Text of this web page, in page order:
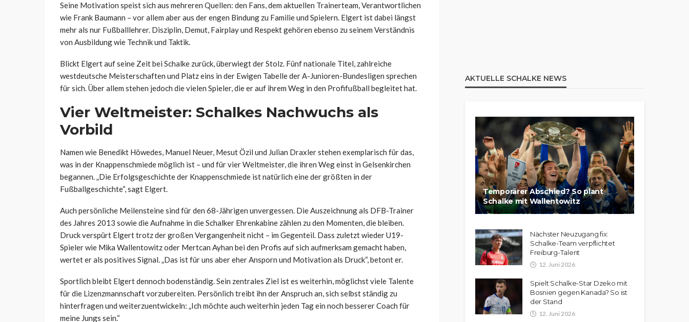
Seine Motivation speist sich aus mehreren Quellen: den Fans, dem aktuellen Trainerteam, Verantwortlichen
wie Frank Baumann – vor allem aber aus der engen Bindung zu Familie und Spielern. Elgert ist dabei längst
mehr als nur Fußballlehrer. Disziplin, Demut, Fairplay und Respekt gehören ebenso zu seinem Verständnis
von Ausbildung wie Technik und Taktik.
Blickt Elgert auf seine Zeit bei Schalke zurück, überwiegt der Stolz. Fünf nationale Titel, zahlreiche
westdeutsche Meisterschaften und Platz eins in der Ewigen Tabelle der A-Junioren-Bundesligen sprechen
für sich. Über allem stehen jedoch die vielen Spieler, die er auf ihrem Weg in den Profifußball begleitet hat.
Vier Weltmeister: Schalkes Nachwuchs als
Vorbild
Namen wie Benedikt Höwedes, Manuel Neuer, Mesut Özil und Julian Draxler stehen exemplarisch für das,
was in der Knappenschmiede möglich ist – und für vier Weltmeister, die ihren Weg einst in Gelsenkirchen
begannen. „Die Erfolgsgeschichte der Knappenschmiede ist natürlich eine der größten in der
Fußballgeschichte“, sagt Elgert.
Auch persönliche Meilensteine sind für den 68-Jährigen unvergessen. Die Auszeichnung als DFB-Trainer
des Jahres 2013 sowie die Aufnahme in die Schalker Ehrenkabine zählen zu den Momenten, die bleiben.
Druck verspürt Elgert trotz der großen Vergangenheit nicht – im Gegenteil. Dass zuletzt wieder U19-
Spieler wie Mika Wallentowitz oder Mertcan Ayhan bei den Profis auf sich aufmerksam gemacht haben,
wertet er als positives Signal. „Das ist für uns aber eher Ansporn und Motivation als Druck“, betont er.
Sportlich bleibt Elgert dennoch bodenständig. Sein zentrales Ziel ist es weiterhin, möglichst viele Talente
für die Lizenzmannschaft vorzubereiten. Persönlich treibt ihn der Anspruch an, sich selbst ständig zu
hinterfragen und weiterzuentwickeln: „Ich möchte auch weiterhin jeden Tag ein noch besserer Coach für
meine Jungs sein.“
AKTUELLE SCHALKE NEWS
Temporärer Abschied? So plant
Schalke mit Wallentowitz
Nächster Neuzugang fix:
Schalke-Team verpflichtet
Freiburg-Talent
12. Juni 2026
Spielt Schalke-Star Dzeko mit
Bosnien gegen Kanada? So ist
der Stand
12. Juni 2026